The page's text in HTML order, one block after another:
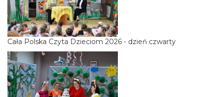
Cała Polska Czyta Dzieciom 2026 - dzień czwarty